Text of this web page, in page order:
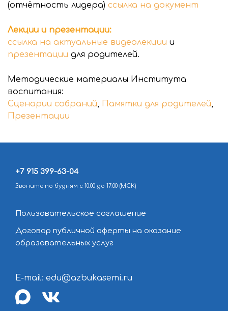
(отчётность лидера) ссылка на документ
Лекции и презентации:
ссылка на актуальные видеолекции и
презентации для родителей.
Методические материалы Института
воспитания:
Сценарии собраний, Памятки для родителей,
Презентации
+7 915 399-63-04
Звоните по будням с 10:00 до 17:00 (МСК)
Пользовательское соглашение
Договор публичной оферты на оказание
образовательных услуг
E-mail: edu@azbukasemi.ru
max vk